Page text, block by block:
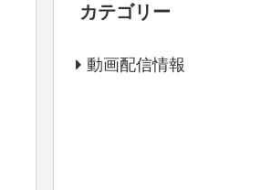
カテゴリー
動画配信情報